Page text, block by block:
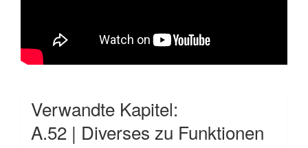
Verwandte Kapitel:
A.52 | Diverses zu Funktionen